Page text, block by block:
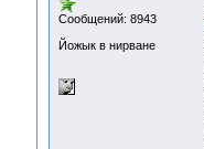
Сообщений: 8943
Йожык в нирване